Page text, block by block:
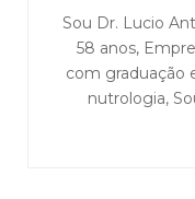
Sou Dr. Lucio
58 anos,
com graduação
nutrologia,